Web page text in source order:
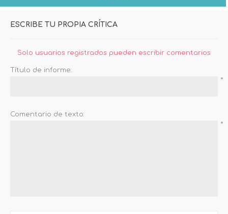
ESCRIBE TU PROPIA CRÍTICA
Solo usuarios registrados pueden escribir comentarios
Título de informe:
*
Comentario de texto:
*